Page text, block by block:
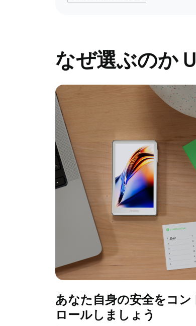
なぜ選ぶのか
あなた自身の安全をコン
ロールしましょう